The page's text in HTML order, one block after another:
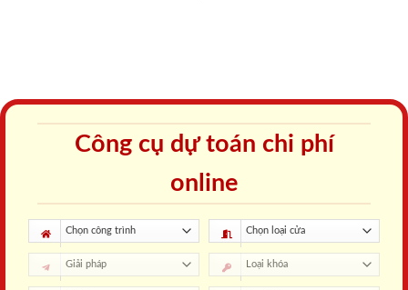
Công cụ dự toán chi phí
online